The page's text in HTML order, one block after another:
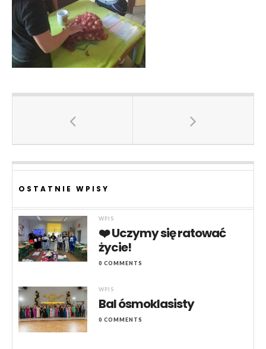
OSTATNIE WPISY
WPIS
❤️ Uczymy się ratować
życie!
0 COMMENTS
WPIS
Bal ósmoklasisty
0 COMMENTS